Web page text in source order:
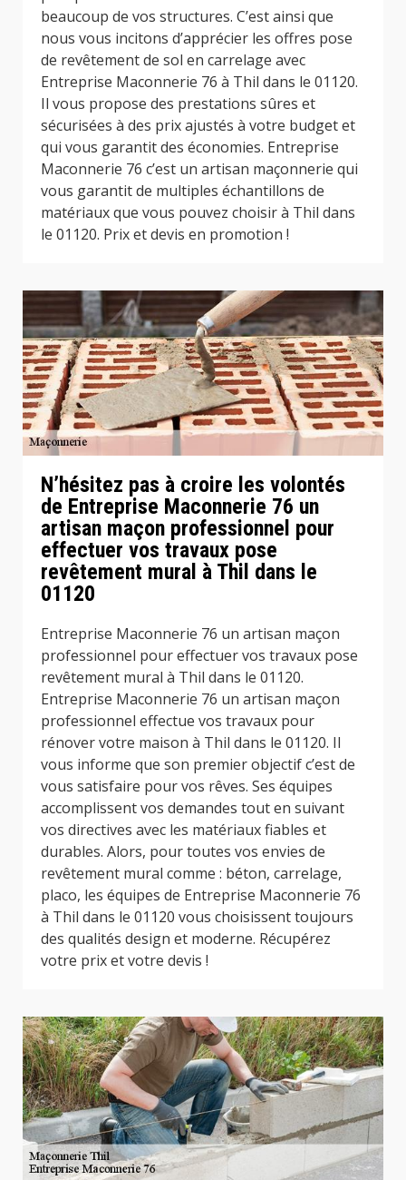
beaucoup de vos structures. C’est ainsi que
nous vous incitons d’apprécier les offres pose
de revêtement de sol en carrelage avec
Entreprise Maconnerie 76 à Thil dans le 01120.
Il vous propose des prestations sûres et
sécurisées à des prix ajustés à votre budget et
qui vous garantit des économies. Entreprise
Maconnerie 76 c’est un artisan maçonnerie qui
vous garantit de multiples échantillons de
matériaux que vous pouvez choisir à Thil dans
le 01120. Prix et devis en promotion !
N’hésitez pas à croire les volontés
de Entreprise Maconnerie 76 un
artisan maçon professionnel pour
effectuer vos travaux pose
revêtement mural à Thil dans le
01120
Entreprise Maconnerie 76 un artisan maçon
professionnel pour effectuer vos travaux pose
revêtement mural à Thil dans le 01120.
Entreprise Maconnerie 76 un artisan maçon
professionnel effectue vos travaux pour
rénover votre maison à Thil dans le 01120. Il
vous informe que son premier objectif c’est de
vous satisfaire pour vos rêves. Ses équipes
accomplissent vos demandes tout en suivant
vos directives avec les matériaux fiables et
durables. Alors, pour toutes vos envies de
revêtement mural comme : béton, carrelage,
placo, les équipes de Entreprise Maconnerie 76
à Thil dans le 01120 vous choisissent toujours
des qualités design et moderne. Récupérez
votre prix et votre devis !